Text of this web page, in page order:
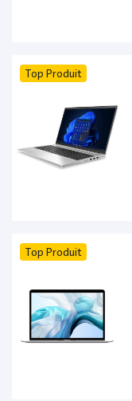
Top Produit
Top Produit